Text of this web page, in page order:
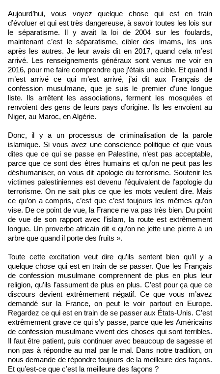
Aujourd’hui, vous voyez quelque chose qui est en train
d’évoluer et qui est très dangereuse, à savoir toutes les lois sur
le séparatisme. Il y avait la loi de 2004 sur les foulards,
maintenant c’est le séparatisme, cibler des imams, les uns
après les autres. Je leur avais dit en 2017, quand cela m’est
arrivé. Les renseignements généraux sont venus me voir en
2016, pour me faire comprendre que j’étais une cible. Et quand il
m’est arrivé ce qui m’est arrivé, j’ai dit aux Français de
confession musulmane, que je suis le premier d’une longue
liste. Ils arrêtent les associations, ferment les mosquées et
renvoient des gens de leurs pays d’origine. Ils les envoient au
Niger, au Maroc, en Algérie.
Donc, il y a un processus de criminalisation de la parole
islamique. Si vous avez une conscience politique et que vous
dites que ce qui se passe en Palestine, n’est pas acceptable,
parce que ce sont des êtres humains et qu’on ne peut pas les
déshumaniser, on vous dit apologie du terrorisme. Soutenir les
victimes palestiniennes est devenu l’équivalent de l’apologie du
terrorisme. On ne sait plus ce que les mots veulent dire. Mais
ce qu’on a compris, c’est que c’est toujours les mêmes qu’on
vise. De ce point de vue, la France ne va pas très bien. Du point
de vue de son rapport avec l’islam, la route est extrêmement
longue. Un proverbe africain dit « qu’on ne jette une pierre à un
arbre que quand il porte des fruits ».
Toute cette excitation veut dire qu’ils sentent bien qu’il y a
quelque chose qui est en train de se passer. Que les Français
de confession musulmane comprennent de plus en plus leur
religion, qu’ils l’assument de plus en plus. C’est pour ça que ce
discours devient extrêmement négatif. Ce que vous m’avez
demandé sur la France, on peut le voir partout en Europe.
Regardez ce qui est en train de se passer aux États-Unis. C’est
extrêmement grave ce qui s’y passe, parce que les Américains
de confession musulmane vivent des choses qui sont terribles.
Il faut être patient, puis continuer avec beaucoup de sagesse et
non pas à répondre au mal par le mal. Dans notre tradition, on
nous demande de répondre toujours de la meilleure des façons.
Et qu’est-ce que c’est la meilleure des façons ?